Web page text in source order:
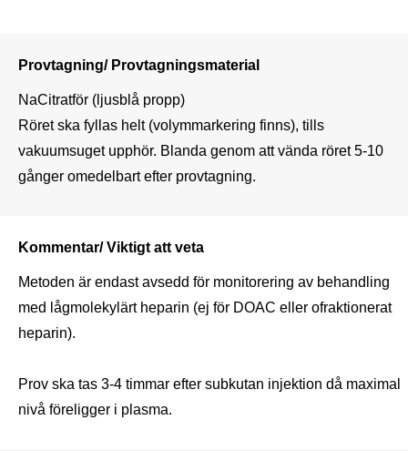
Provtagning/ Provtagningsmaterial
NaCitratför (ljusblå propp)
Röret ska fyllas helt (volymmarkering finns), tills
vakuumsuget upphör. Blanda genom att vända röret 5-10
gånger omedelbart efter provtagning.
Kommentar/ Viktigt att veta
Metoden är endast avsedd för monitorering av behandling
med lågmolekylärt heparin (ej för DOAC eller ofraktionerat
heparin).
Prov ska tas 3-4 timmar efter subkutan injektion då maximal
nivå föreligger i plasma.